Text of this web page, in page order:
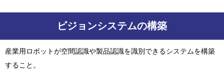
ビジョンシステムの構築
産業用ロボットが空間認識や製品認識を識別できるシステムを構築
すること。